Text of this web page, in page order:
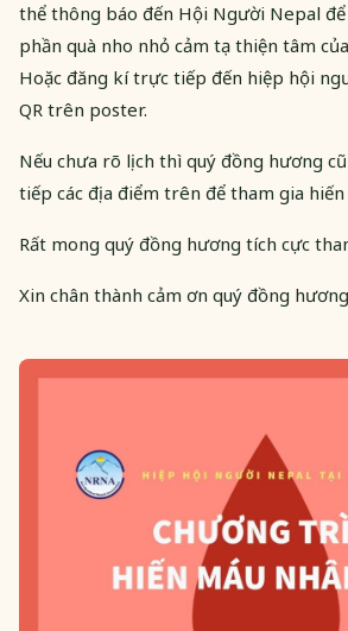
thể thông báo đến Hội Người Nepal
phần quà nho nhỏ cảm tạ thiện tâm
Hoặc đăng kí trực tiếp đến hiệp hội
QR trên poster.
Nếu chưa rõ lịch thì quý đồng hương
tiếp các địa điểm trên để tham gia hiến
Rất mong quý đồng hương tích cực
Xin chân thành cảm ơn quý đồng